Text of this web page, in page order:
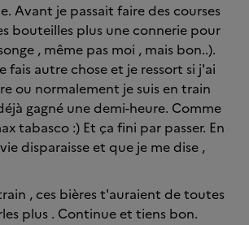
Avant je passait faire des courses
bouteilles plus une connerie pour
, même pas moi , mais bon..).
autre chose et je ressort si j'ai
ou normalement je suis en train
gagné une demi-heure. Comme
tabasco :) Et ça fini par passer. En
disparaisse et que je me dise ,
, ces bières t'auraient de toutes
plus . Continue et tiens bon.